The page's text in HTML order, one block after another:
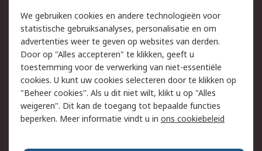
Track & Trace
Wettelijk
Cookiebeleid
Email veiligheid
Privacybeleid
Websitevoorwaarden
Algemene
verkoopvoorwaarden
We gebruiken cookies en andere technologieën voor
statistische gebruiksanalyses, personalisatie en om
advertenties weer te geven op websites van derden.
Door op "Alles accepteren" te klikken, geeft u
toestemming voor de verwerking van niet-essentiële
cookies. U kunt uw cookies selecteren door te klikken op
"Beheer cookies". Als u dit niet wilt, klikt u op "Alles
weigeren". Dit kan de toegang tot bepaalde functies
beperken. Meer informatie vindt u in ons cookiebeleid